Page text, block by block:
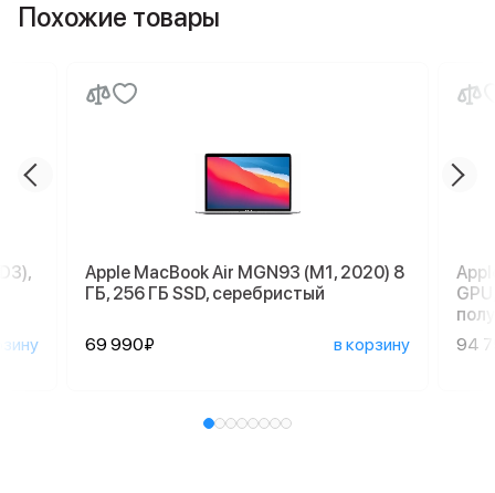
Похожие товары
Apple MacBook Air MGN93 (M1, 2020) 8
ГБ, 256 ГБ SSD, серебристый
69 990₽ в корзину
94